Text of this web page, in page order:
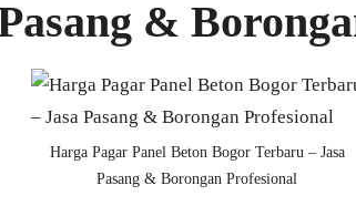
&
Harga Pagar Panel Beton Bogor Terbaru – Jasa
Pasang & Borongan Profesional